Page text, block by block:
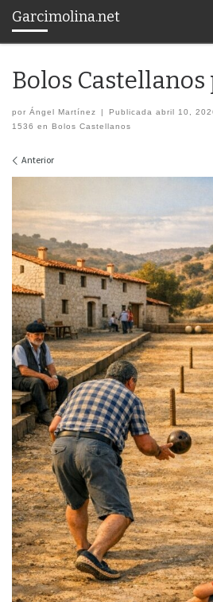
Saltar al contenido
Garcimolina.net
Bolos Castellanos
por Ángel Martínez | Publicadaabril 10,
1536 en Bolos Castellanos
Navegación de
Anterior